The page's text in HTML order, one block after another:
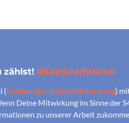
zählst! #KeinGradWeiter
(bochum@scientists4future.org)
Deine Mitwirkung im Sinne der
zu unserer Arbeit